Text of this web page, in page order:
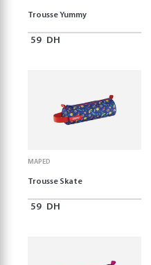
Trousse Yummy
59 DH
MAPED
Trousse Skate
59 DH